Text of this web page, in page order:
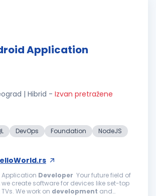
Application
| Hibrid - Izvan pretražene
DevOps Foundation
NodeJS
Application Developer
we create software for devices like set-top
We work on development and